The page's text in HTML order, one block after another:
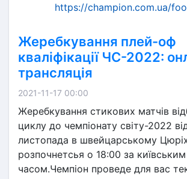
https://champion.com.ua/
Жеребкування плей-оф
кваліфікації ЧС-2022:
трансляція
2021-11-17 00:00
Жеребкування стикових матчів
циклу до чемпіонату світу-2022
листопада в швейцарському
розпочнетсья о 18:00 за київським
часом.Чемпіон проведе для вас